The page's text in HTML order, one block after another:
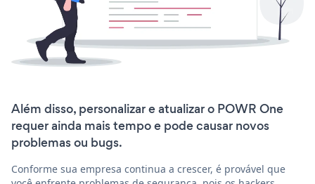
Além disso, personalizar e atualizar o POWR One
requer ainda mais tempo e pode causar novos
problemas ou bugs.
Conforme sua empresa continua a crescer, é provável que